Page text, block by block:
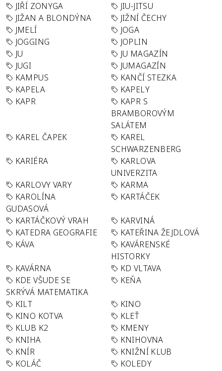
JIŘÍ ZONYGA
JIU-JITSU
JIŽAN A BLONDÝNA
JIŽNÍ ČECHY
JMELÍ
JOGA
JOGGING
JOPLIN
JU
JU MAGAZÍN
JUGI
JUMAGAZÍN
KAMPUS
KANČÍ STEZKA
KAPELA
KAPELY
KAPR
KAPR S
BRAMBOROVÝM
SALÁTEM
KAREL ČAPEK
KAREL
SCHWARZENBERG
KARIÉRA
KARLOVA
UNIVERZITA
KARLOVY VARY
KARMA
KAROLÍNA
GUDASOVÁ
KARTÁČEK
KARTÁČKOVÝ VRAH
KARVINÁ
KATEDRA GEOGRAFIE
KATEŘINA ŽEJDLOVÁ
KÁVA
KAVÁRENSKÉ
HISTORKY
KAVÁRNA
KD VLTAVA
KDE VŠUDE SE
SKRÝVÁ MATEMATIKA
KEŇA
KILT
KINO
KINO KOTVA
KLEŤ
KLUB K2
KMENY
KNIHA
KNIHOVNA
KNÍR
KNIŽNÍ KLUB
KOLÁČ
KOLEDY